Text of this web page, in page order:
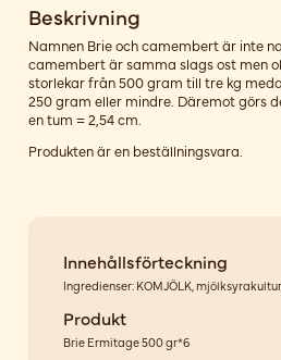
Beskrivning
Namnen Brie och camembert är inte
camembert är samma slags ost men
storlekar från 500 gram till tre kg
250 gram eller mindre. Däremot görs
en tum = 2,54 cm.
Produkten är en beställningsvara.
Innehållsförteckning
Ingredienser: KOMJÖLK,
Produkt
Brie Ermitage 500 gr*6